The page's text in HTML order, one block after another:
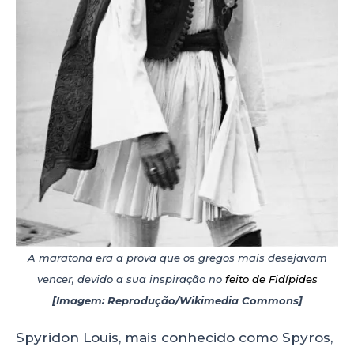
A maratona era a prova que os gregos mais desejavam
vencer, devido a sua inspiração no feito de Fidípides
[Imagem: Reprodução/Wikimedia Commons]
Spyridon Louis, mais conhecido como Spyros,